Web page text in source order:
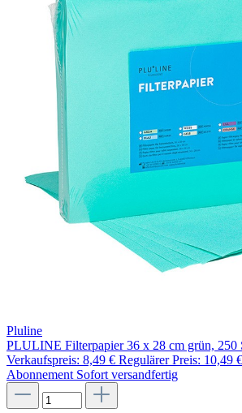
Pluline
PLULINE Filterpapier 36 x 28 cm grün, 250
Verkaufspreis: 8,49 € Regulärer Preis: 10,49 €
Abonnement Sofort versandfertig